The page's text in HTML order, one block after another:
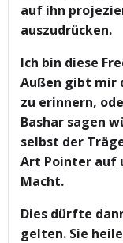
auf ihn
auszudrücken.
Ich bin diese
Außen gibt mir
zu erinnern,
Bashar sagen
selbst der
Art Pointer auf
Macht.
Dies dürfte
gelten. Sie